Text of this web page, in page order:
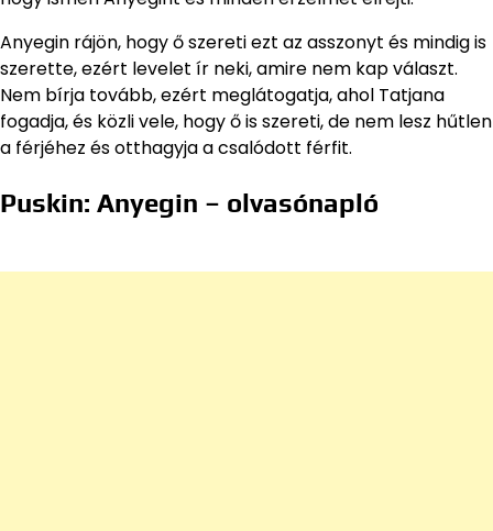
Anyegin rájön, hogy ő szereti ezt az asszonyt és mindig is
szerette, ezért levelet ír neki, amire nem kap választ.
Nem bírja tovább, ezért meglátogatja, ahol Tatjana
fogadja, és közli vele, hogy ő is szereti, de nem lesz hűtlen
a férjéhez és otthagyja a csalódott férfit.
Puskin: Anyegin – olvasónapló